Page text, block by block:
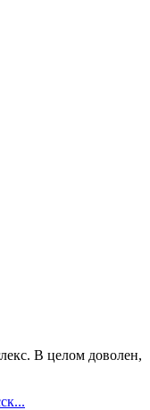
В целом доволен,